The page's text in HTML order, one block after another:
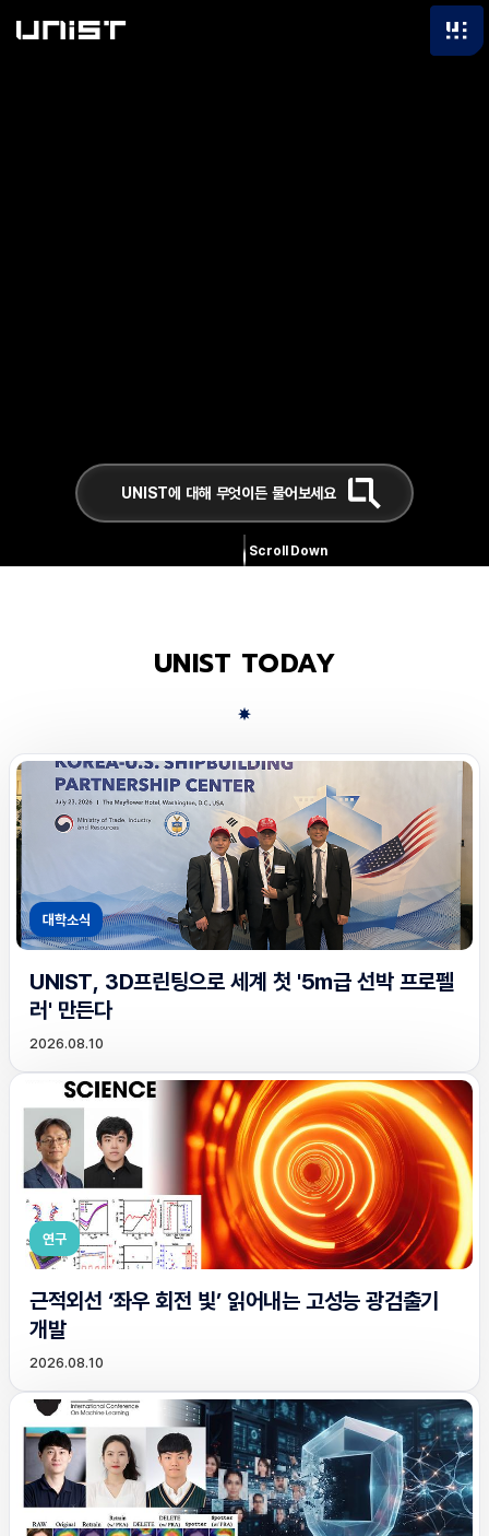
Scroll Down
UNIST TODAY
대학소식
UNIST, 3D프린팅으로 세계 첫 '5m급 선박 프로펠
러' 만든다
2026.08.10
연구
근적외선 ‘좌우 회전 빛’ 읽어내는 고성능 광검출기
개발
2026.08.10